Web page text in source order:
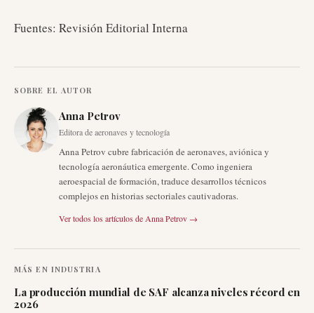
Fuentes: Revisión Editorial Interna
SOBRE EL AUTOR
Anna Petrov
Editora de aeronaves y tecnología
Anna Petrov cubre fabricación de aeronaves, aviónica y
tecnología aeronáutica emergente. Como ingeniera
aeroespacial de formación, traduce desarrollos técnicos
complejos en historias sectoriales cautivadoras.
Ver todos los artículos de Anna Petrov →
MÁS EN INDUSTRIA
La producción mundial de SAF alcanza niveles récord en
2026